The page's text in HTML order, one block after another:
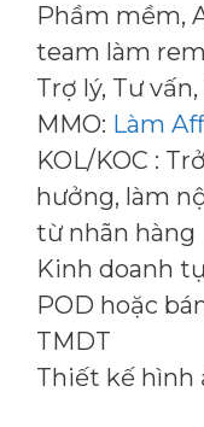
Phầm mềm,
team làm
Trợ lý, Tư
MMO: Làm
KOL/KOC :
hưởng, làm
từ nhãn hàng
Kinh doanh
POD hoặc
TMDT
Thiết kế hình